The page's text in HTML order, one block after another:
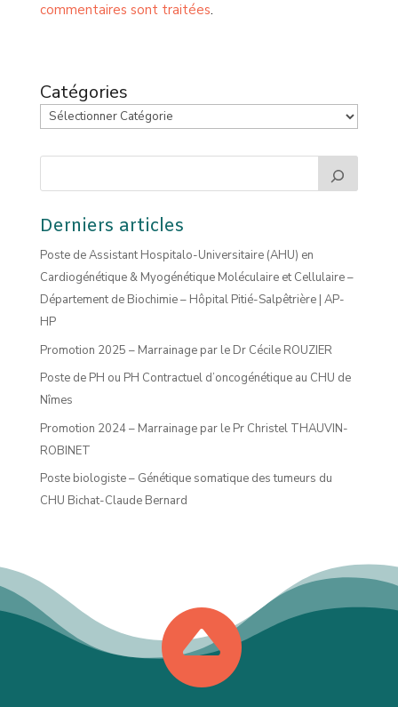
commentaires sont traitées.
Catégories
Derniers articles
Poste de Assistant Hospitalo-Universitaire (AHU) en
Cardiogénétique & Myogénétique Moléculaire et Cellulaire –
Département de Biochimie – Hôpital Pitié-Salpêtrière | AP-
HP
Promotion 2025 – Marrainage par le Dr Cécile ROUZIER
Poste de PH ou PH Contractuel d’oncogénétique au CHU de
Nîmes
Promotion 2024 – Marrainage par le Pr Christel THAUVIN-
ROBINET
Poste biologiste – Génétique somatique des tumeurs du
CHU Bichat-Claude Bernard
